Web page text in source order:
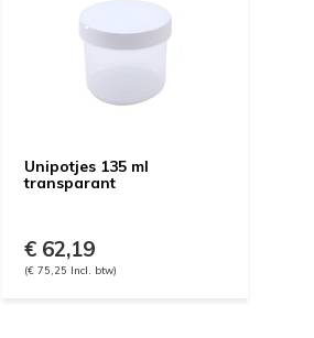
Unipotjes 135 ml
transparant
€ 62,19
(€ 75,25 Incl. btw)